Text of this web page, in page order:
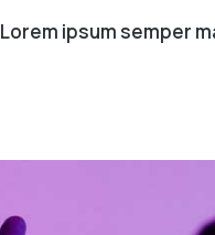
Lorem ipsum semper